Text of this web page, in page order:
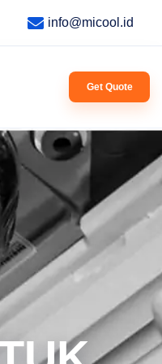
info@micool.id
Get Quote